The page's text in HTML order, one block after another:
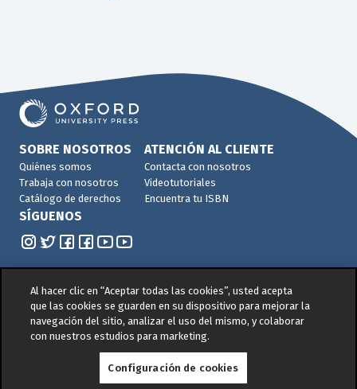
SOBRE NOSOTROS
Quiénes somos
Trabaja con nosotros
Catálogo de derechos
ATENCIÓN AL CLIENTE
Contacta con nosotros
Videotutoriales
Encuentra tu ISBN
SÍGUENOS
© 2026 -Oxford University Press. All rights reserved
Política de privacidad|Política de cookies
de Gestión de Calidad y Medio Ambiente
Al hacer clic en “Aceptar todas las cookies”, usted acepta
que las cookies se guarden en su dispositivo para mejorar la
navegación del sitio, analizar el uso del mismo, y colaborar
con nuestros estudios para marketing.
Configuración de cookies